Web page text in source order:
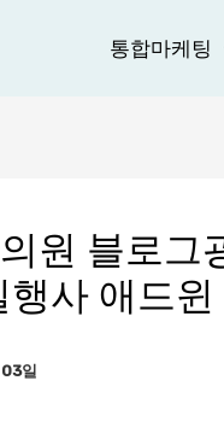
통합마케팅
원 블로그
사 애드윈
일